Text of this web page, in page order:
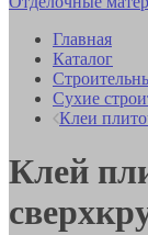
Главная
Каталог
Сухие
Клеи
Клей